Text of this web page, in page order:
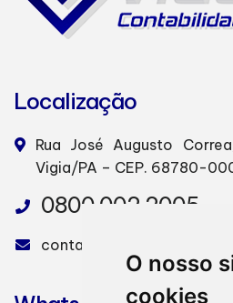
O nosso
cookies
Localização
Rua José Augusto
Vigia/PA – CEP. 68780-
0800 002 2005